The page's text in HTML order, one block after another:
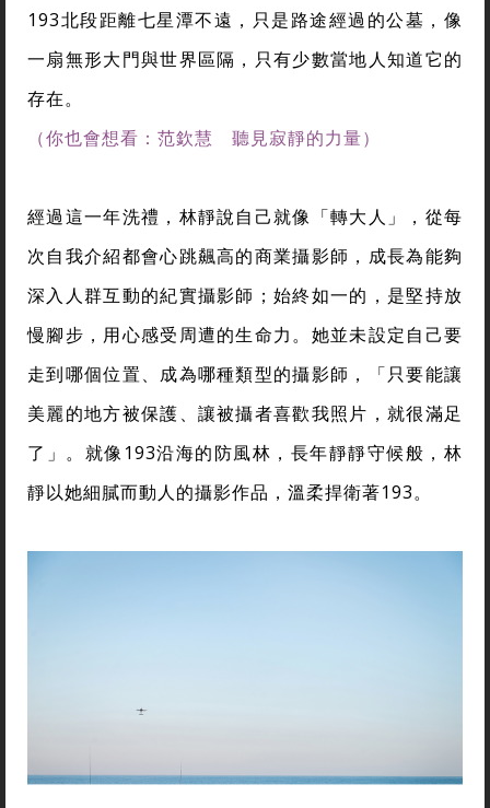
193北段距離七星潭不遠，只是路途經過的公墓，像
一扇無形大門與世界區隔，只有少數當地人知道它的
存在。
（你也會想看：范欽慧 聽見寂靜的力量）
經過這一年洗禮，林靜說自己就像「轉大人」，從每
次自我介紹都會心跳飆高的商業攝影師，成長為能夠
深入人群互動的紀實攝影師；始終如一的，是堅持放
慢腳步，用心感受周遭的生命力。她並未設定自己要
走到哪個位置、成為哪種類型的攝影師，「只要能讓
美麗的地方被保護、讓被攝者喜歡我照片，就很滿足
了」。就像193沿海的防風林，長年靜靜守候般，林
靜以她細膩而動人的攝影作品，溫柔捍衛著193。